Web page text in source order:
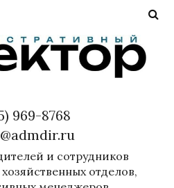
969-8768
и сотрудников
отделов,